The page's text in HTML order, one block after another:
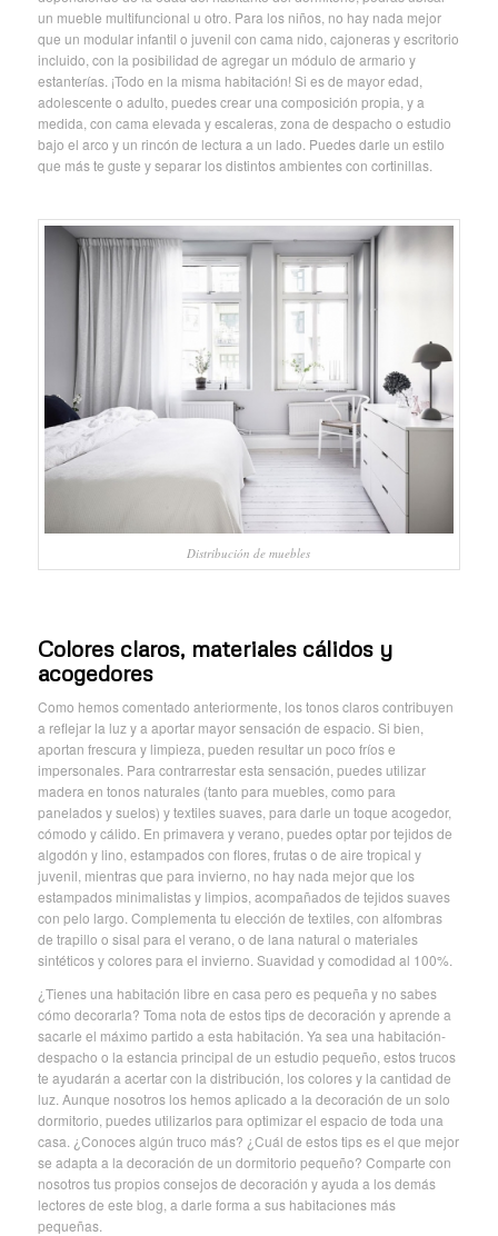
un mueble multifuncional u otro. Para los niños, no hay nada mejor
que un modular infantil o juvenil con cama nido, cajoneras y escritorio
incluido, con la posibilidad de agregar un módulo de armario y
estanterías. ¡Todo en la misma habitación! Si es de mayor edad,
adolescente o adulto, puedes crear una composición propia, y a
medida, con cama elevada y escaleras, zona de despacho o estudio
bajo el arco y un rincón de lectura a un lado. Puedes darle un estilo
que más te guste y separar los distintos ambientes con cortinillas.
Distribución de muebles
Colores claros, materiales cálidos y
acogedores
Como hemos comentado anteriormente, los tonos claros contribuyen
a reflejar la luz y a aportar mayor sensación de espacio. Si bien,
aportan frescura y limpieza, pueden resultar un poco fríos e
impersonales. Para contrarrestar esta sensación, puedes utilizar
madera en tonos naturales (tanto para muebles, como para
panelados y suelos) y textiles suaves, para darle un toque acogedor,
cómodo y cálido. En primavera y verano, puedes optar por tejidos de
algodón y lino, estampados con flores, frutas o de aire tropical y
juvenil, mientras que para invierno, no hay nada mejor que los
estampados minimalistas y limpios, acompañados de tejidos suaves
con pelo largo. Complementa tu elección de textiles, con alfombras
de trapillo o sisal para el verano, o de lana natural o materiales
sintéticos y colores para el invierno. Suavidad y comodidad al 100%.
¿Tienes una habitación libre en casa pero es pequeña y no sabes
cómo decorarla? Toma nota de estos tips de decoración y aprende a
sacarle el máximo partido a esta habitación. Ya sea una habitación-
despacho o la estancia principal de un estudio pequeño, estos trucos
te ayudarán a acertar con la distribución, los colores y la cantidad de
luz. Aunque nosotros los hemos aplicado a la decoración de un solo
dormitorio, puedes utilizarlos para optimizar el espacio de toda una
casa. ¿Conoces algún truco más? ¿Cuál de estos tips es el que mejor
se adapta a la decoración de un dormitorio pequeño? Comparte con
nosotros tus propios consejos de decoración y ayuda a los demás
lectores de este blog, a darle forma a sus habitaciones más
pequeñas.